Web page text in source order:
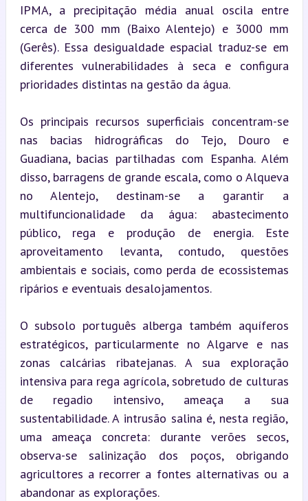
IPMA, a precipitação média anual oscila entre
cerca de 300 mm (Baixo Alentejo) e 3000 mm
(Gerês). Essa desigualdade espacial traduz-se em
diferentes vulnerabilidades à seca e configura
prioridades distintas na gestão da água.
Os principais recursos superficiais concentram-se
nas bacias hidrográficas do Tejo, Douro e
Guadiana, bacias partilhadas com Espanha. Além
disso, barragens de grande escala, como o Alqueva
no Alentejo, destinam-se a garantir a
multifuncionalidade da água: abastecimento
público, rega e produção de energia. Este
aproveitamento levanta, contudo, questões
ambientais e sociais, como perda de ecossistemas
ripários e eventuais desalojamentos.
O subsolo português alberga também aquíferos
estratégicos, particularmente no Algarve e nas
zonas calcárias ribatejanas. A sua exploração
intensiva para rega agrícola, sobretudo de culturas
de regadio intensivo, ameaça a sua
sustentabilidade. A intrusão salina é, nesta região,
uma ameaça concreta: durante verões secos,
observa-se salinização dos poços, obrigando
agricultores a recorrer a fontes alternativas ou a
abandonar as explorações.